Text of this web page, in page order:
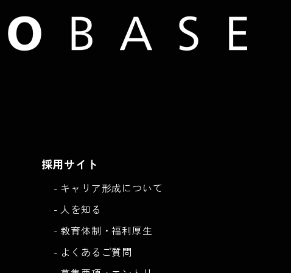
採用サイト
キャリア形成について
人を知る
教育体制・福利厚生
よくあるご質問